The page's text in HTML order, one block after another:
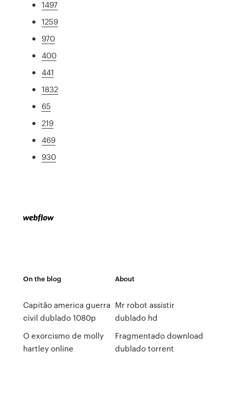
1497
1259
970
400
441
1832
65
219
469
930
On the blog
Capitão america guerra
civil dublado 1080p
O exorcismo de molly
hartley online
About
Mr robot assistir
dublado hd
Fragmentado download
dublado torrent